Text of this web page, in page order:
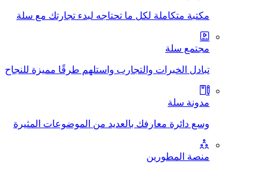
مكتبة متكاملة لكل ما تحتاجه لبدء تجارتك مع سلة
مجتمع سلة
تبادل الخبرات والتجارب واستلهم طرقًا مميزة للنجاح
مدونة سلة
وسع دائرة معارفك بالعديد من الموضوعات المثيرة
منصة المطورين